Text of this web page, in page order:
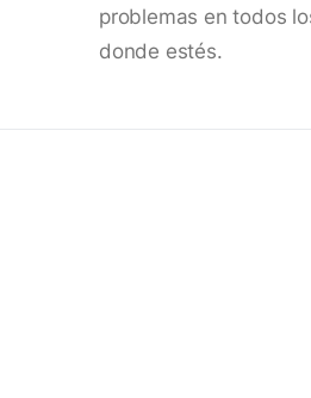
problemas en todos
donde estés.